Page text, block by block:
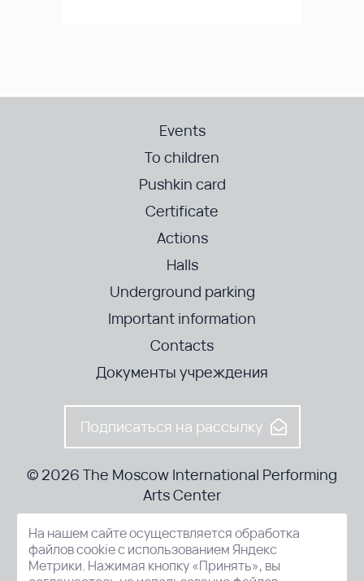
Events
To children
Pushkin card
Certificate
Actions
Halls
Underground parking
Important information
Contacts
Документы учреждения
Подписаться на рассылку
© 2026 The Moscow International Performing
Arts Center
52-8, Kosmodamianskaya nab., Moscow, 115054, Russia
На нашем сайте осуществляется обработка
файлов cookie с использованием Яндекс
Метрики. Нажимая кнопку «Принять», вы